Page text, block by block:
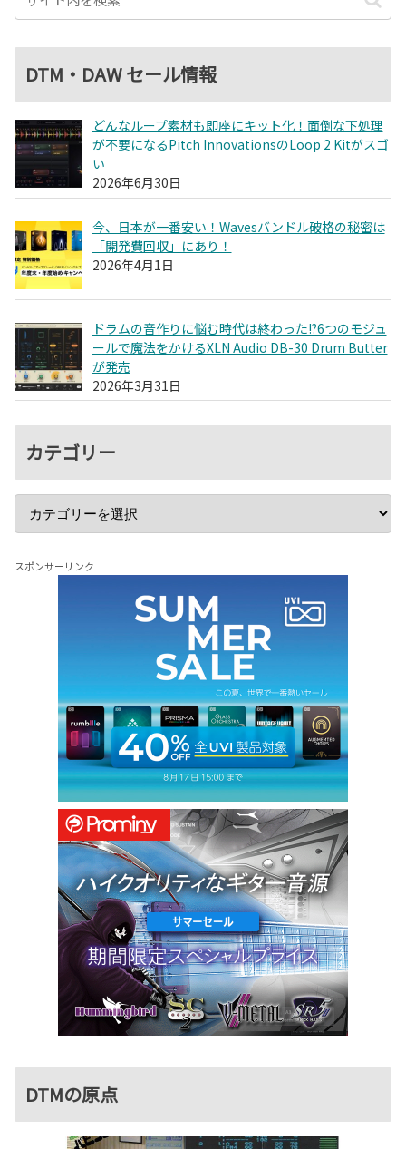
DTM・DAW セール情報
どんなループ素材も即座にキット化！面倒な下処理
が不要になるPitch InnovationsのLoop 2 Kitがスゴ
い
2026年6月30日
今、日本が一番安い！Wavesバンドル破格の秘密は
「開発費回収」にあり！
2026年4月1日
ドラムの音作りに悩む時代は終わった!?6つのモジュ
ールで魔法をかけるXLN Audio DB-30 Drum Butter
が発売
2026年3月31日
カテゴリー
スポンサーリンク
DTMの原点